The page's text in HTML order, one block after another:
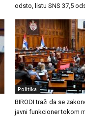
odsto, listu SNS 37,5
Politika
BIRODI traži da se
javni funkcioner tokom